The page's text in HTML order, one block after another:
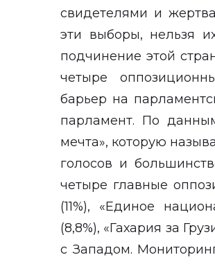
свидетелями и
эти выборы, нельзя
подчинение этой
четыре
барьер на
парламент. По
мечта», которую
голосов и
четыре главные
(11%), «Единое
(8,8%), «Гахария за
с Западом.